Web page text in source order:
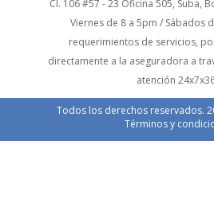
Cl. 106 #57 - 23 Oficina 505, Suba,
Viernes de 8 a 5pm / Sábados
requerimientos de servicios,
directamente a la aseguradora a
atención
Todos los derechos reservados.
Términos y